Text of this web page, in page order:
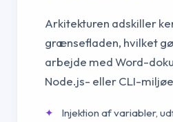
Arkitekturen adskiller
grænsefladen, hvilket
arbejde med Word-
Node.js- eller CLI-
Injektion af variabler,